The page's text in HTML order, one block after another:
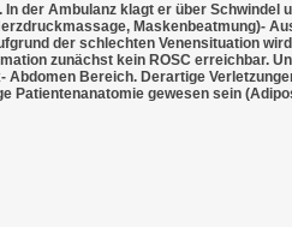
der Ambulanz klagt er über Schwindel
Maskenbeatmung)-
der schlechten Venensituation
zunächst kein ROSC erreichbar.
Bereich. Derartige
gewesen sein